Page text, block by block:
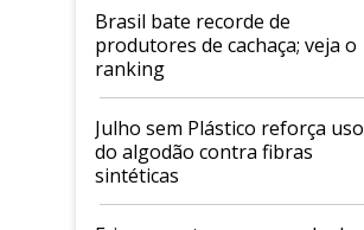
Brasil bate recorde de
produtores de cachaça; veja o
ranking
Julho sem Plástico reforça uso
do algodão contra fibras
sintéticas